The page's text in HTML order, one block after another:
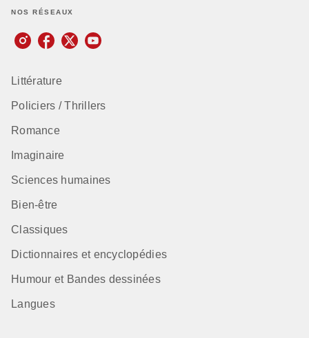
NOS RÉSEAUX
Littérature
Policiers / Thrillers
Romance
Imaginaire
Sciences humaines
Bien-être
Classiques
Dictionnaires et encyclopédies
Humour et Bandes dessinées
Langues